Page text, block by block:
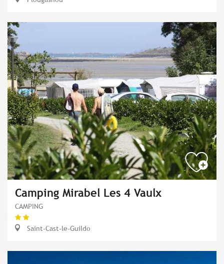
Camping Mirabel Les 4 Vaulx
CAMPING
Saint-Cast-le-Guildo